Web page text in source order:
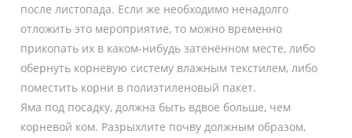
после листопада. Если же необходимо ненадолго
отложить это мероприятие, то можно временно
прикопать их в каком-нибудь затенённом месте, либо
обернуть корневую систему влажным текстилем, либо
поместить корни в полиэтиленовый пакет.
Яма под посадку, должна быть вдвое больше, чем
корневой ком. Разрыхлите почву должным образом,